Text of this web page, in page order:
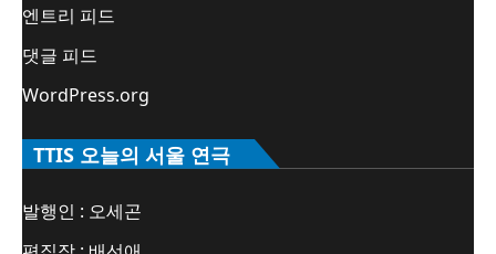
엔트리 피드
댓글 피드
WordPress.org
TTIS 오늘의 서울 연극
발행인 : 오세곤